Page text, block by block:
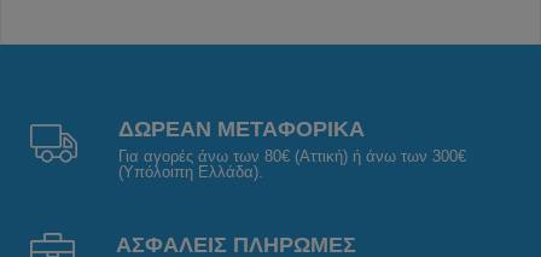
ΔΩΡΕΑΝ ΜΕΤΑΦΟΡΙΚΑ
Για αγορές άνω των 80€ (Αττική) ή άνω των 300€
(Υπόλοιπη Ελλάδα).
ΑΣΦΑΛΕΙΣ ΠΛΗΡΩΜΕΣ